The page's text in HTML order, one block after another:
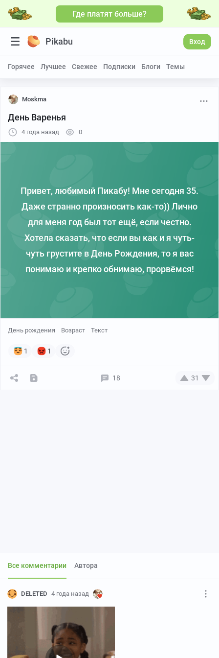
Где платят больше?
Pikabu Вход
Горячее Лучшее Свежее Подписки Блоги Темы
Moskma
День Варенья
4 года назад 0
Привет, любимый Пикабу! Мне сегодня 35.
Даже странно произносить как-то)) Лично
для меня год был тот ещё, если честно.
Хотела сказать, что если вы как и я чуть-
чуть грустите в День Рождения, то я вас
понимаю и крепко обнимаю, прорвёмся!
День рождения Возраст Текст
1 1
18 31
Все комментарии Автора
DELETED 4 года назад